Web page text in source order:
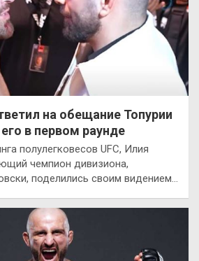
на обещание Топурии
в первом раунде
полулегковесов UFC, Илия
чемпион дивизиона,
поделились своим видением…